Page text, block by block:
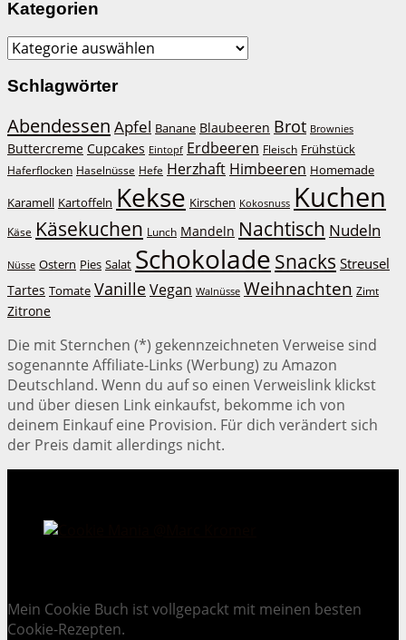
Kategorien
Kategorien
Schlagwörter
Abendessen Apfel Banane Blaubeeren Brot Brownies
Buttercreme Cupcakes Eintopf Erdbeeren Fleisch Frühstück
Haferflocken Haselnüsse Hefe Herzhaft Himbeeren Homemade
Karamell Kartoffeln Kekse Kirschen Kokosnuss Kuchen
Käse Käsekuchen Lunch Mandeln Nachtisch Nudeln
Nüsse Ostern Pies Salat Schokolade Snacks Streusel
Tartes Tomate VanilleVegan Walnüsse Weihnachten Zimt
Zitrone
Die mit Sternchen (*) gekennzeichneten Verweise sind
sogenannte Affiliate-Links (Werbung) zu Amazon
Deutschland. Wenn du auf so einen Verweislink klickst
und über diesen Link einkaufst, bekomme ich von
deinem Einkauf eine Provision. Für dich verändert sich
der Preis damit allerdings nicht.
Mein Cookie Buch ist vollgepackt mit meinen besten
Cookie-Rezepten.